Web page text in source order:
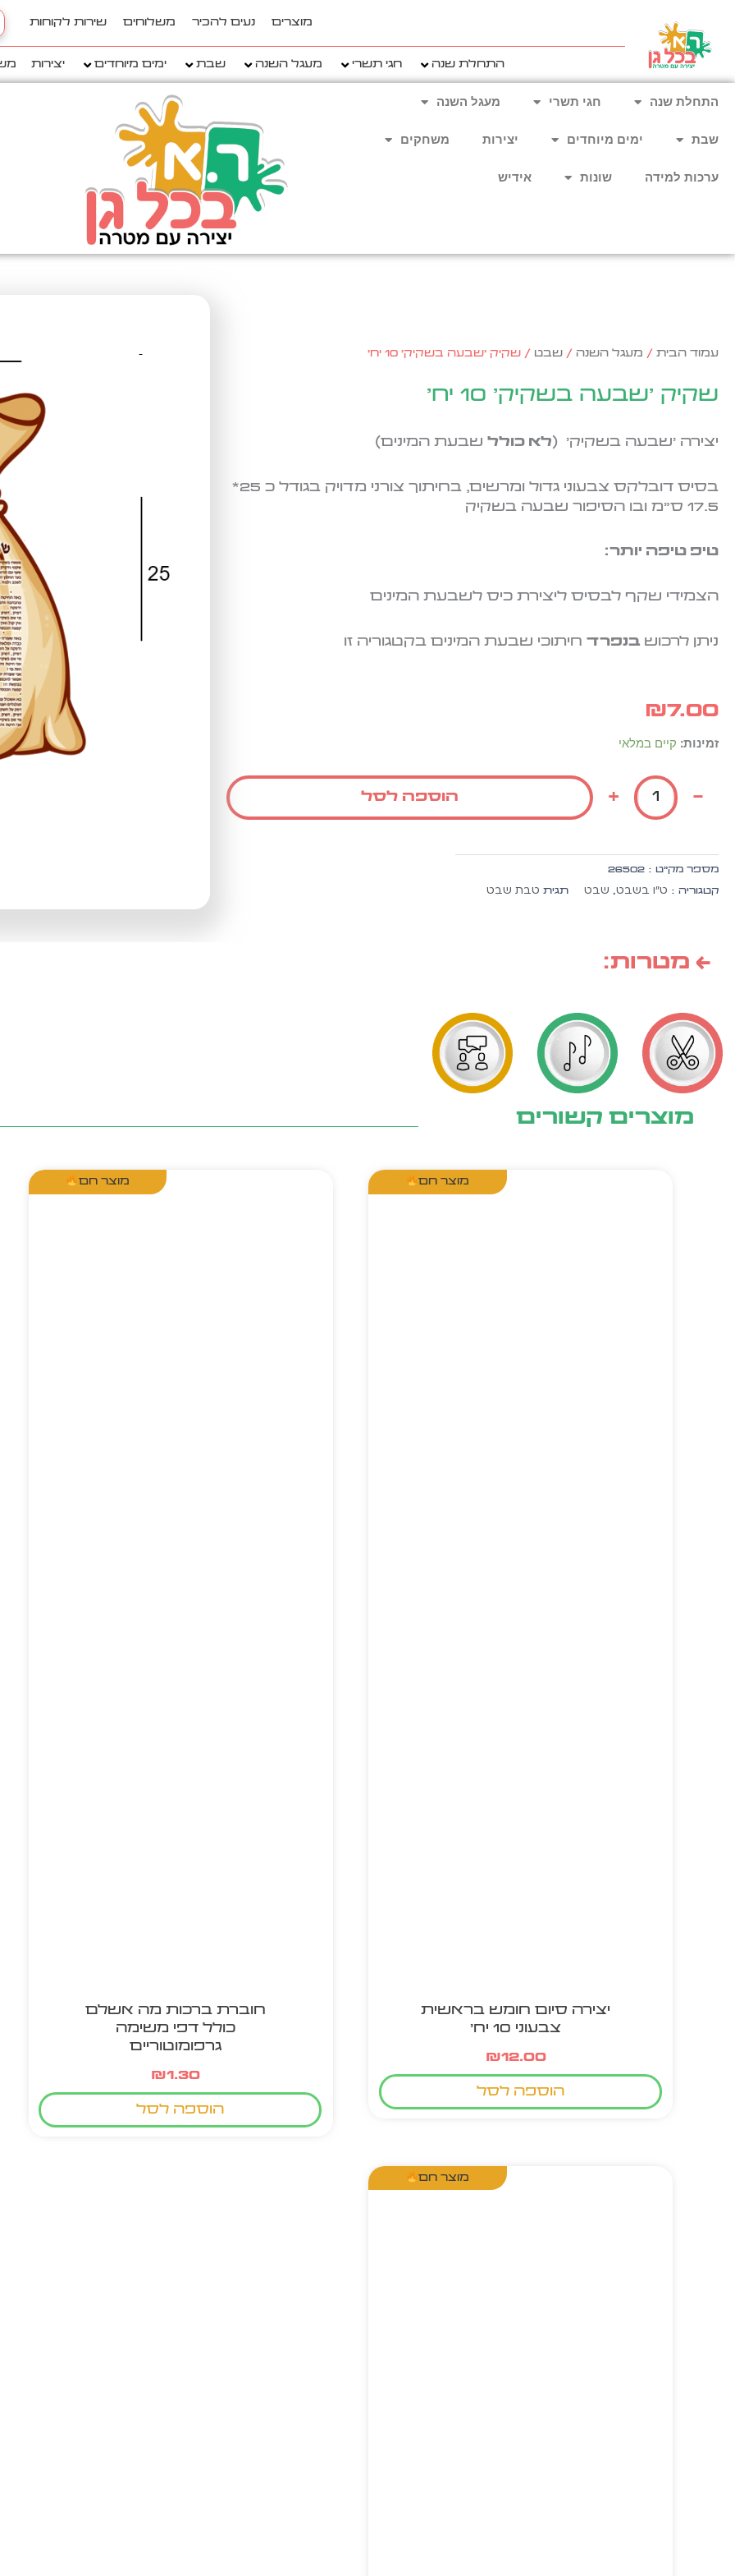
מוצרים נעים להכיר משלוחים שירות לקוחות
התחלת שנה חגי תשרי מעגל השנה שבת ימים מיוחדים יצירות
התחלת שנה חגי תשרי מעגל השנה
שבת ימים מיוחדים יצירות משחקים
ערכות למידה שונות אידיש
עמוד הבית / מעגל השנה / שבט / שקיק 'שבעה בשקיק' 10 יח'
שקיק 'שבעה בשקיק' 10 יח'
יצירה 'שבעה בשקיק' (לא כולל שבעת המינים)
בסיס דובלקס צבעוני גדול ומרשים, בחיתוך צורני מדויק בגודל כ 25*
17.5 ס"מ ובו הסיפור שבעה בשקיק
טיפ טיפה יותר:
הצמידי שקף לבסיס ליצירת כיס לשבעת המינים
ניתן לרכוש בנפרד חיתוכי שבעת המינים בקטגוריה זו
₪7.00
זמינות: קיים במלאי
-
כמות
שקיק
'שבעה
בשקיק'
+ הוספה לסל
מספר מק״ט : 26502
קטגוריה : ט"ו בשבט, שבט תגית טבת שבט
← מטרות:
מוצרים קשורים
מוצר חם
יצירה סיום חומש בראשית
צבעוני 10 יח'
₪12.00
הוספה לסל
מוצר חם
חוברת ברכות מה אשלם
כולל דפי משימה
גרפומוטוריים
₪1.30
הוספה לסל
מוצר חם